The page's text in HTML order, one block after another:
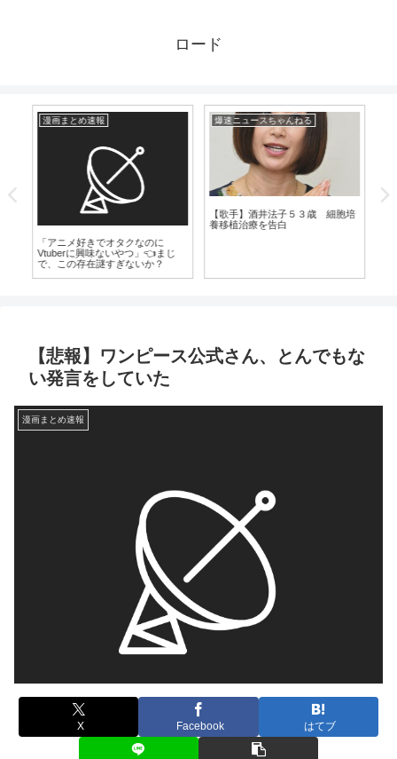
ロード
漫画まとめ速報
「アニメ好きでオタクなのに
Vtuberに興味ないやつ」👈まじ
で、この存在謎すぎないか？
爆速ニュースちゃんねる
【歌手】酒井法子５３歳 細胞培
養移植治療を告白
【悲報】ワンピース公式さん、とんでもな
い発言をしていた
漫画まとめ速報
X Facebook はてブ